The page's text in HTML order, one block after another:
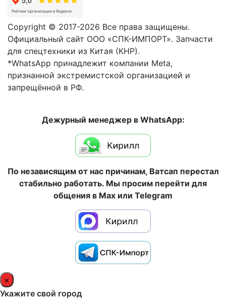
Copyright © 2017-2026 Все права защищены.
Официальный сайт ООО «СПК-ИМПОРТ». Запчасти
для спецтехники из Китая (КНР).
*WhatsApp принадлежит компании Meta,
признанной экстремистской организацией и
запрещённой в РФ.
Дежурный менеджер в WhatsApp:
По независящим от нас причинам, Ватсап перестал
стабильно работать. Мы просим перейти для
общения в Max или Telegram
×
Укажите свой город